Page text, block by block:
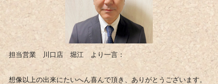
担当営業 川口店 堀江 より一言：
想像以上の出来にたいへん喜んで頂き、ありがとうございます。